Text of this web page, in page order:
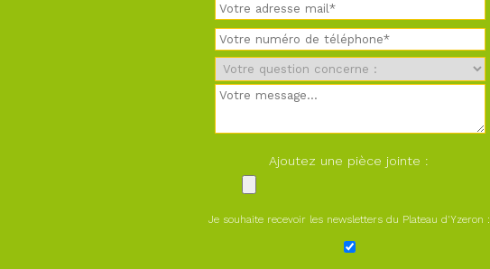
Ajoutez une pièce jointe :
Je souhaite recevoir les newsletters du Plateau d'Yzeron :